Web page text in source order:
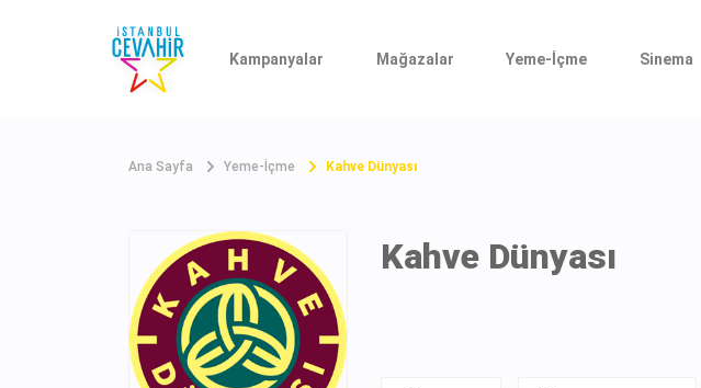
Kampanyalar Mağazalar Yeme-İçme Sinema
Ana Sayfa Yeme-İçme Kahve Dünyası
Kahve Dünyası